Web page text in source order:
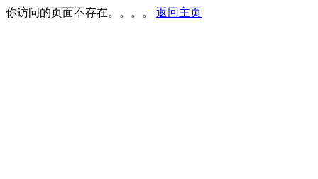
你访问的页面不存在。。。。 返回主页